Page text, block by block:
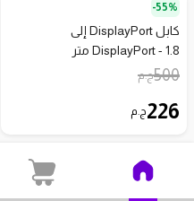
55%-
كابل DisplayPort إلى
DisplayPort - 1.8 متر
500ج.م
226ج.م